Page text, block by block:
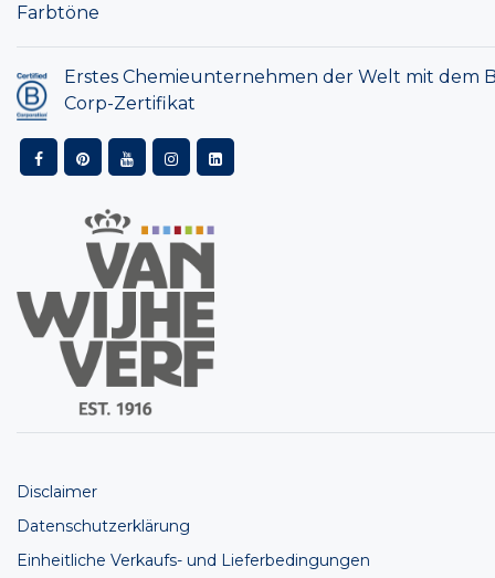
Farbtöne
Erstes Chemieunternehmen der Welt mit dem
Corp-Zertifikat
Disclaimer
Datenschutzerklärung
Einheitliche Verkaufs- und Lieferbedingungen